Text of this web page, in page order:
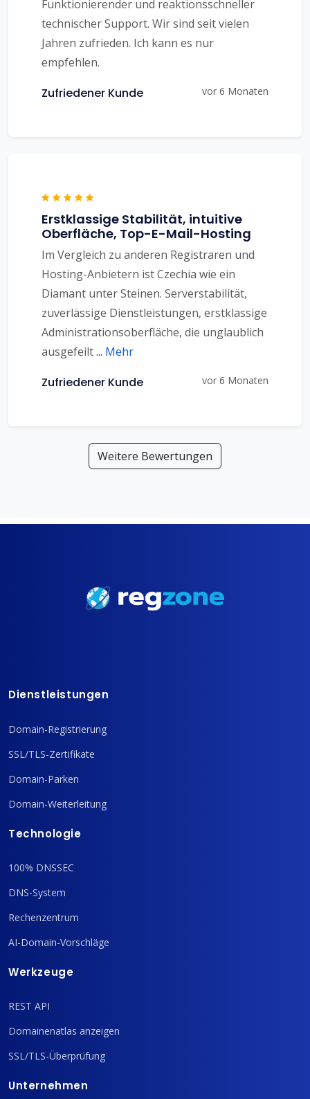
Funktionierender und reaktionsschneller
technischer Support. Wir sind seit vielen
Jahren zufrieden. Ich kann es nur
empfehlen.
Zufriedener Kunde vor 6 Monaten
Erstklassige Stabilität, intuitive
Oberfläche, Top-E-Mail-Hosting
Im Vergleich zu anderen Registraren und
Hosting-Anbietern ist Czechia wie ein
Diamant unter Steinen. Serverstabilität,
zuverlässige Dienstleistungen, erstklassige
Administrationsoberfläche, die unglaublich
ausgefeilt... Mehr
Zufriedener Kunde vor 6 Monaten
Weitere Bewertungen
Dienstleistungen
Domain-Registrierung
SSL/TLS-Zertifikate
Domain-Parken
Domain-Weiterleitung
Technologie
100% DNSSEC
DNS-System
Rechenzentrum
AI-Domain-Vorschläge
Werkzeuge
REST API
Domainenatlas anzeigen
SSL/TLS-Überprüfung
Unternehmen